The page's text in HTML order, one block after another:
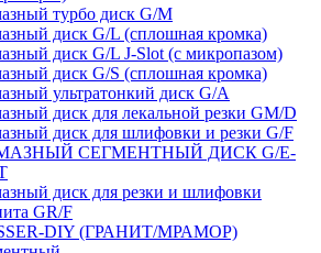
турбо диск G/M
диск G/L (сплошная кромка)
диск G/L J-Slot (с микропазом)
диск G/S (сплошная кромка)
ультратонкий диск G/A
диск для лекальной резки GM/D
диск для шлифовки и резки G/F
СЕГМЕНТНЫЙ ДИСК G/E-
диск для резки и шлифовки
GR/F
DIY (ГРАНИТ/МРАМОР)